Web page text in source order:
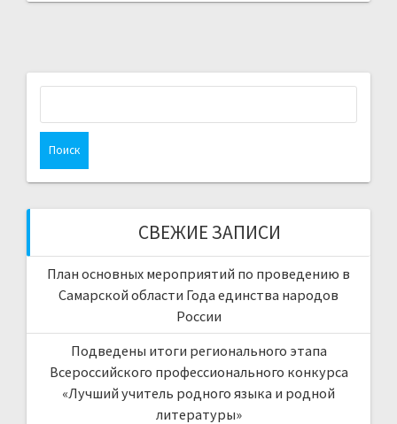
СВЕЖИЕ ЗАПИСИ
План основных мероприятий по проведению в
Самарской области Года единства народов
России
Подведены итоги регионального этапа
Всероссийского профессионального конкурса
«Лучший учитель родного языка и родной
литературы»